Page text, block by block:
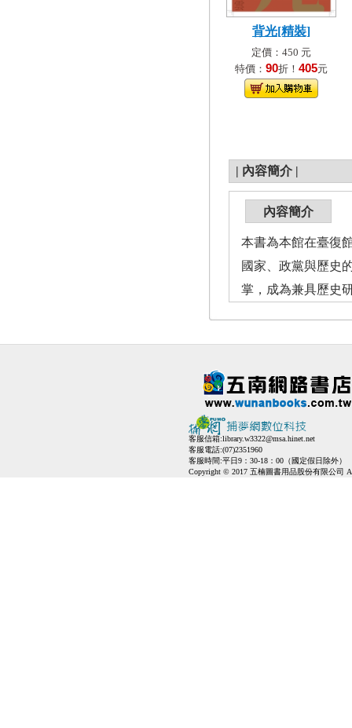
背光[精裝]
定價：450 元
特價： 90折！ 405元
| 內容簡介 |
內容簡介
本書為本館在臺復
國家、政黨與歷史
掌，成為兼具歷史
客服信箱:library.w3322@msa.hinet.net
客服電話:(07)2351960
客服時間:平日9：30-18：00（國定假日除外）
Copyright © 2017 五楠圖書用品股份有限公司